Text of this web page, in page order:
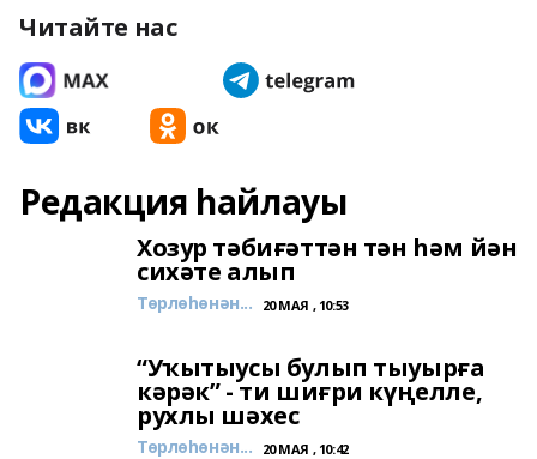
Читайте нас
Редакция һайлауы
Хозур тәбиғәттән тән һәм йән
сихәте алып
Төрлөһөнән... 20 МАЯ , 10:53
“Уҡытыусы булып тыуырға
кәрәк” - ти шиғри күңелле,
рухлы шәхес
Төрлөһөнән... 20 МАЯ , 10:42